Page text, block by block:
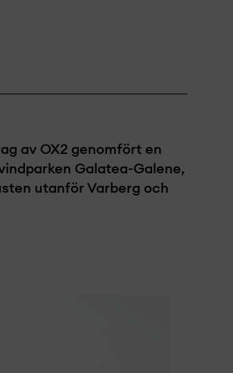
av OX2 genomfört en
Galatea-Galene,
utanför Varberg och